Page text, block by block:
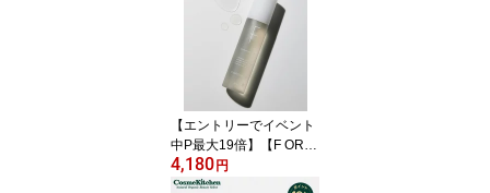
リ サプリメント 青パパ
イヤ酵素 有機青パパイヤ
発酵 自然乾燥 高濃度酵
素 小粒 タブレット 飲み
やすい 大容量サイズ バ
イオ・ノーマライザー 父
の日
【エントリーでイベント
中P最大19倍】【F ORG
ANICS】ディープモイス
チャー ローション150m
4,180円